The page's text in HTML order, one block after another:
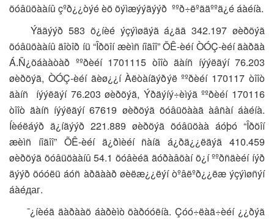
õóâüöààíû çºð¿¿òýé èõ õýìæýýãýýð ººð÷ëºãäººã¿é áàéíà.
Ýäãýýð 583 õ¿íèé ýçýìøäýã á¿ãä 342.197 øèðõýã
õóâüöààíû äîòîð íü “Îðõîí æèìñ íîãîî” ÕÊ-èéí ÒÓÇ-èéí äàðãà
Á.Ñ¿õáààòàð ººðèéí 1701115 òîîò äàíñ íýýëãýí 76.203
øèðõýã, ÒÓÇ-èéí ãèø¿¿í Àëòàíãýðýë ººðèéí 170117 òîîò
äàíñ íýýëãýí 76.203 øèðõýã, Ýðäýíý÷èìýã ººðèéí 170116
òîîò äàíñ íýýëãýí 67619 øèðõýã õóâüöààã àâñàí áàéíà.
Íèéëáýð ä¿íãýýð 221.889 øèðõýã õóâüöàà áóþó “Îðõîí
æèìñ íîãîî” ÕÊ-èéí ä¿ðìèéí ñàíã á¿ðä¿¿ëäýã 410.459
øèðõýã õóâüöààíû 54.1 õóâèéã ãóðàâõàí õ¿í ººðñäèéí íýð
äýýð õóóëü áóñ àðãààð øèëæ¿¿ëýí òºâëºð¿¿ëæ ýçýìøñýí
áàéдаг.
¯¿íèéã äàðààõ áàðèìò õàðóóëíà. Çóó÷ëàã÷èéí ¿¿ðýã